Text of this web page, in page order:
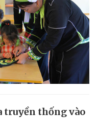
truyền thống vào